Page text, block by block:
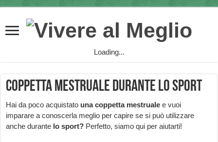
Loading...
Coppetta mestruale durante lo sport
Hai da poco acquistato una coppetta mestruale e vuoi
imparare a conoscerla meglio per capire se si può utilizzare
anche durante lo sport? Perfetto, siamo qui per aiutarti!